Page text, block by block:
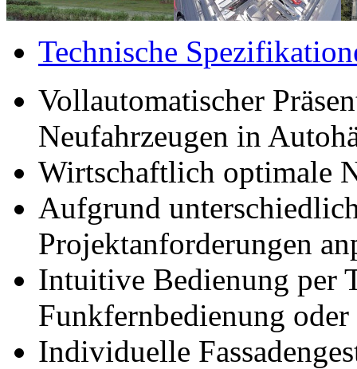
Technische
Vollautomatischer
Neufahrzeugen in
Wirtschaftlich optimale
Aufgrund
Projektanforderungen
Intuitive Bedienung per
Funkfernbedienung oder
Individuelle